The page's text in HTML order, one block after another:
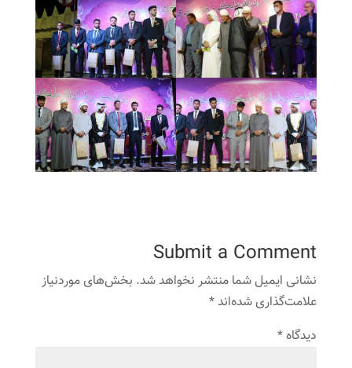
Submit a Comment
نشانی ایمیل شما منتشر نخواهد شد. بخش‌های موردنیاز
علامت‌گذاری شده‌اند*
دیدگاه*